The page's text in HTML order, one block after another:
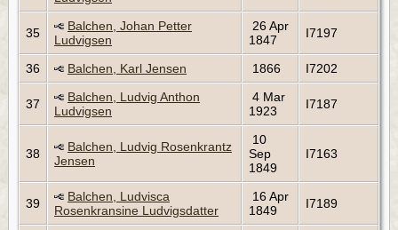
35
Balchen, Johan Petter
Ludvigsen
26 Apr
1847
I7197
36 Balchen, Karl Jensen 1866 I7202
37
Balchen, Ludvig Anthon
Ludvigsen
4 Mar
1923
I7187
38
Balchen, Ludvig Rosenkrantz
Jensen
10
Sep
1849
I7163
39
Balchen, Ludvisca
Rosenkransine Ludvigsdatter
16 Apr
1849
I7189